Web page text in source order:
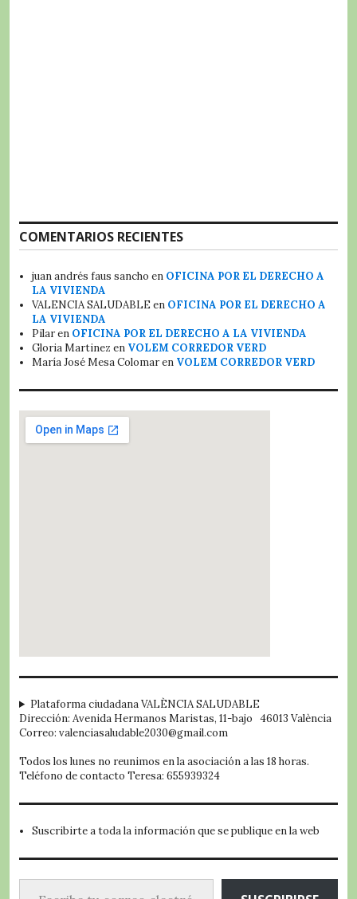
COMENTARIOS RECIENTES
juan andrés faus sancho en OFICINA POR EL DERECHO A
LA VIVIENDA
VALENCIA SALUDABLE en OFICINA POR EL DERECHO A
LA VIVIENDA
Pilaren OFICINA POR EL DERECHO A LA VIVIENDA
Gloria Martinez en VOLEM CORREDOR VERD
María José Mesa Colomaren VOLEM CORREDOR VERD
Plataforma ciudadana VALÈNCIA SALUDABLE
Dirección: Avenida Hermanos Maristas, 11-bajo 46013 València
Correo: valenciasaludable2030@gmail.com
Todos los lunes no reunimos en la asociación a las 18 horas.
Teléfono de contacto Teresa: 655939324
Suscribirte a toda la información que se publique en la web
Escribe tu correo electrónico…